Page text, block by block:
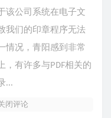
该公司系统在电子文
我们的印章程序无法
情况，青阳感到非常
有许多与PDF相关的
...
闭评论